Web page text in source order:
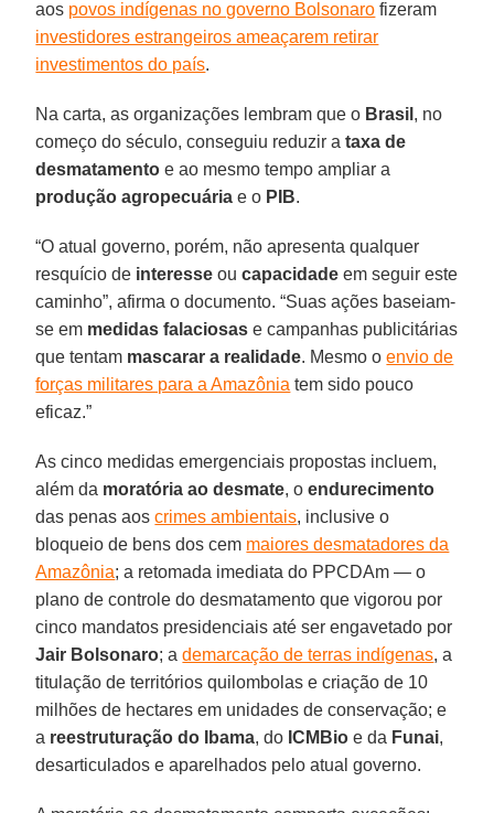
aos povos indígenas no governo Bolsonaro fizeram
investidores estrangeiros ameaçarem retirar
investimentos do país.
Na carta, as organizações lembram que o Brasil , no
começo do século, conseguiu reduzir ataxa de
desmatamento e ao mesmo tempo ampliar a
produção agropecuária e o PIB.
“O atual governo, porém, não apresenta qualquer
resquício de interesse oucapacidade em seguir este
caminho”, afirma o documento. “Suas ações baseiam-
se em medidas falaciosas e campanhas publicitárias
que tentam mascarar a realidade. Mesmo oenvio de
forças militares para a Amazônia tem sido pouco
eficaz.”
As cinco medidas emergenciais propostas incluem,
além da moratória ao desmate, oendurecimento
das penas aoscrimes ambientais, inclusive o
bloqueio de bens dos cem maiores desmatadores da
Amazônia; a retomada imediata do PPCDAm — o
plano de controle do desmatamento que vigorou por
cinco mandatos presidenciais até ser engavetado por
Jair Bolsonaro; ademarcação de terras indígenas, a
titulação de territórios quilombolas e criação de 10
milhões de hectares em unidades de conservação; e
a reestruturação do Ibama, do ICMBio e da Funai,
desarticulados e aparelhados pelo atual governo.